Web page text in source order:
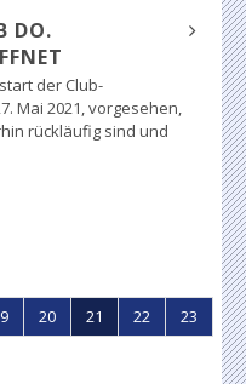
DO.
der Club-
Mai 2021, vorgesehen,
rückläufig sind und
20 21 22
23